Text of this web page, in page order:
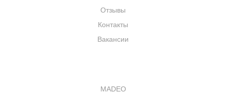
Отзывы
Контакты
Вакансии
MADEO